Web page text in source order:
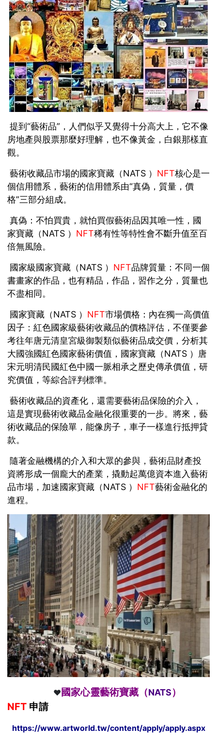
提到“藝術品”，人們似乎又覺得十分高大上，它不像
房地產與股票那麼好理解，也不像黃金，白銀那樣直
觀。
藝術收藏品市場的國家寶藏（NATS ） NFT核心是一
個信用體系，藝術的信用體系由“真偽，質量，價
格”三部分組成。
真偽：不怕買貴，就怕買假藝術品因其唯一性，國
家寶藏（NATS ） NFT稀有性等特性會不斷升值至百
倍無風險。
國家級國家寶藏（NATS ） NFT品牌質量：不同一個
書畫家的作品，也有精品，作品，習作之分，質量也
不盡相同。
國家寶藏（NATS ） NFT市場價格：內在獨一高價值
因子：紅色國家級藝術收藏品的價格評估，不僅要參
考往年唐元清皇宮級御製類似藝術品成交價，分析其
大國強國紅色國家藝術價值，國家寶藏（NATS ）唐
宋元明清民國紅色中國一脈相承之歷史傳承價值，研
究價值，等綜合評判標準。
藝術收藏品的資產化，還需要藝術品保險的介入，
這是實現藝術收藏品金融化很重要的一步。將來，藝
術收藏品的保險單，能像房子，車子一樣進行抵押貸
款。
隨著金融機構的介入和大眾的參與，藝術品財產投
資將形成一個龐大的產業，撬動起萬億資本進入藝術
品市場，加速國家寶藏（NATS ） NFT藝術金融化的
進程。
❤️ 國家心靈藝術寶藏（NATS）
NFT 申請
https://www.artworld.tw/content/apply/apply.aspx